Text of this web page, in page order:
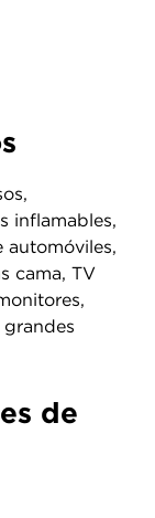
inflamables,
automóviles,
cama, TV
de